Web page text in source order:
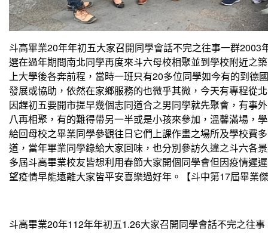
斗高畢業20年年初五大家召開同學會話不完之往事一群2003
選在過年期間南北同學再度來斗六母校相聚並到學校附近之
上大學後各奔前程，當時一班只有20多位同學如今有的到德
發展或協助，依然在家鄉服務的也微乎其微，今天有專程從
因趕初五要開市提早幾個志同道合之男同學就先聚會，有事
八再相聚，有的難得帶另一半或是小孩來參加，溫馨滿場，
給回母校之畢業同學參觀往日它們上課作畫之場所及學校費
道，當年畢業同學錄給大家回味，也分別參訪久違之斗六各
多屆斗高畢業校友皆想利用春節大家開個同學會但因疫情遲
望疫情早能遠離大家皆平安喜樂過好年。【斗中第17屆畢業
斗高畢業20年112年年初五1.26大家召開同學會話不完之往事